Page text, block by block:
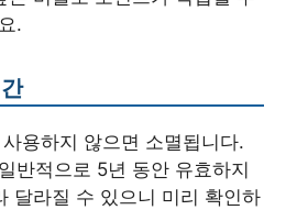
.
용하지 않으면 소멸됩니다.
반적으로 5년 동안 유효하지
달라질 수 있으니 미리 확인하